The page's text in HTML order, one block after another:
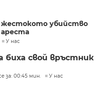
убийство
У нас
биха свой връстник
за: 00:45 мин. У нас